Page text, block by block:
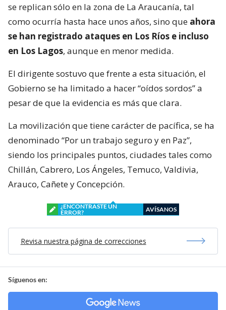
se replican sólo en la zona de La Araucanía, tal
como ocurría hasta hace unos años, sino que ahora
se han registrado ataques en Los Ríos e incluso
en Los Lagos, aunque en menor medida.
El dirigente sostuvo que frente a esta situación, el
Gobierno se ha limitado a hacer “oídos sordos” a
pesar de que la evidencia es más que clara.
La movilización que tiene carácter de pacífica, se ha
denominado “Por un trabajo seguro y en Paz”,
siendo los principales puntos, ciudades tales como
Chillán, Cabrero, Los Ángeles, Temuco, Valdivia,
Arauco, Cañete y Concepción.
¿ENCONTRASTE UN
ERROR?
AVÍSANOS
Revisa nuestra página de correcciones
Síguenos en: